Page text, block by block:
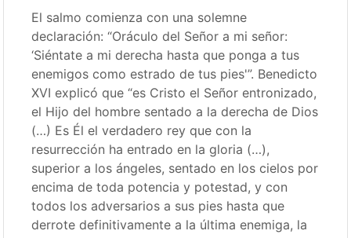
El salmo comienza con una solemne
declaración: “Oráculo del Señor a mi señor:
‘Siéntate a mi derecha hasta que ponga a tus
enemigos como estrado de tus pies'”. Benedicto
XVI explicó que “es Cristo el Señor entronizado,
el Hijo del hombre sentado a la derecha de Dios
(…) Es Él el verdadero rey que con la
resurrección ha entrado en la gloria (…),
superior a los ángeles, sentado en los cielos por
encima de toda potencia y potestad, y con
todos los adversarios a sus pies hasta que
derrote definitivamente a la última enemiga, la